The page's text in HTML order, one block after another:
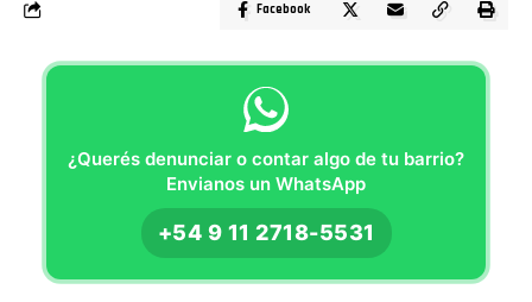
Facebook
¿Querés denunciar o contar algo de tu barrio?
Envianos un WhatsApp
+54 9 11 2718-5531